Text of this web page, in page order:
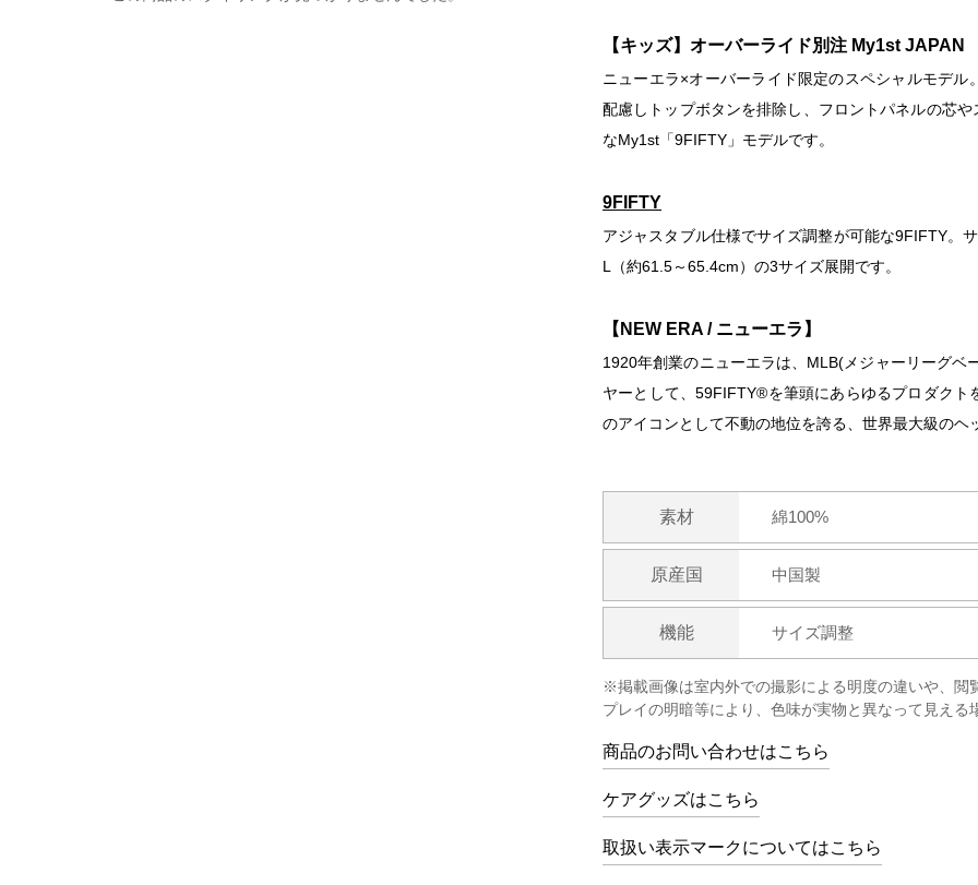
【キッズ】オーバーライド別注 My1st JAPAN
ニューエラ×オーバーライド限定のスペシャルモデ
配慮しトップボタンを排除し、フロントパネルの芯
なMy1st「9FIFTY」モデルです。
9FIFTY
アジャスタブル仕様でサイズ調整が可能な9FIFTY。
L（約61.5～65.4cm）の3サイズ展開です。
【NEW ERA / ニューエラ】
1920年創業のニューエラは、MLB(メジャーリーグ
ヤーとして、59FIFTY®を筆頭にあらゆるプロダク
のアイコンとして不動の地位を誇る、世界最大級のヘ
素材 綿100%
原産国 中国製
機能 サイズ調整
※掲載画像は室内外での撮影による明度の違いや、閲
プレイの明暗等により、色味が実物と異なって見える
商品のお問い合わせはこちら
ケアグッズはこちら
取扱い表示マークについてはこちら